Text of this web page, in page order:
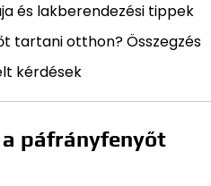
és lakberendezési tippek
tartani otthon? Összegzés
kérdések
páfrányfenyőt